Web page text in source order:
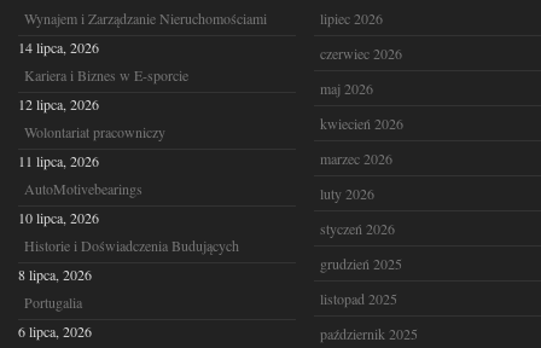
Wynajem i Zarządzanie Nieruchomościami
14 lipca, 2026
Kariera i Biznes w E-sporcie
12 lipca, 2026
Wolontariat pracowniczy
11 lipca, 2026
AutoMotivebearings
10 lipca, 2026
Historie i Doświadczenia Budujących
8 lipca, 2026
Portugalia
6 lipca, 2026
lipiec 2026
czerwiec 2026
maj 2026
kwiecień 2026
marzec 2026
luty 2026
styczeń 2026
grudzień 2025
listopad 2025
październik 2025